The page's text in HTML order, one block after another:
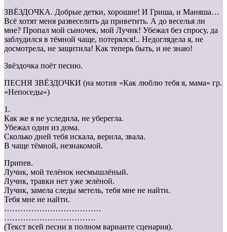
ЗВЁЗДОЧКА. Добрые детки, хорошие! И Гриша, и Маняша…
Всё хотят меня развеселить да приветить. А до веселья ли
мне? Пропал мой сыночек, мой Лучик! Убежал без спросу, да
заблудился в тёмной чаще, потерялся!.. Недоглядела я, не
досмотрела, не защитила! Как теперь быть, и не знаю!
Звёздочка поёт песню.
ПЕСНЯ ЗВЁЗДОЧКИ (на мотив «Как люблю тебя я, мама» гр.
«Непоседы»)
1.
Как же я не уследила, не уберегла.
Убежал один из дома.
Сколько дней тебя искала, верила, звала.
В чаще тёмной, незнакомой.
Припев.
Лучик, мой телёнок несмышлёный.
Лучик, травки нет уже зелёной.
Лучик, замела следы метель, тебя мне не найти.
Тебя мне не найти.
………………………………
…………………………….
(Текст всей песни в полном варианте сценария).